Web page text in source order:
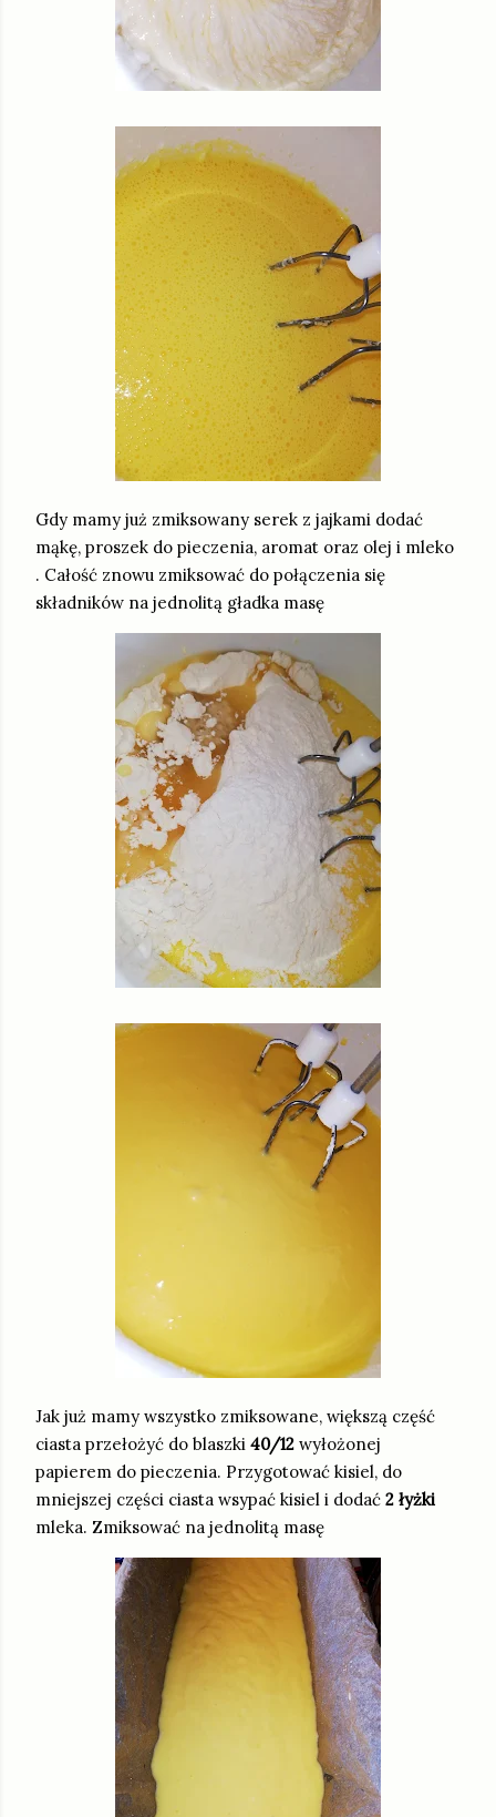
Gdy mamy już zmiksowany serek z jajkami dodać
mąkę, proszek do pieczenia, aromat oraz olej i mleko
. Całość znowu zmiksować do połączenia się
składników na jednolitą gładka masę
Jak już mamy wszystko zmiksowane, większą część
ciasta przełożyć do blaszki 40/12 wyłożonej
papierem do pieczenia. Przygotować kisiel, do
mniejszej części ciasta wsypać kisiel i dodać 2 łyżki
mleka. Zmiksować na jednolitą masę